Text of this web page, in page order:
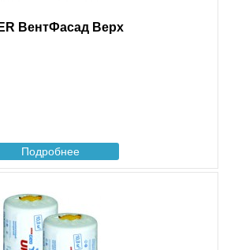
ВентФасад Верх
Подробнее